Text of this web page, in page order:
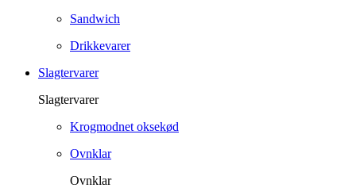
Sandwich
Drikkevarer
Slagtervarer
Slagtervarer
Krogmodnet oksekød
Ovnklar
Ovnklar